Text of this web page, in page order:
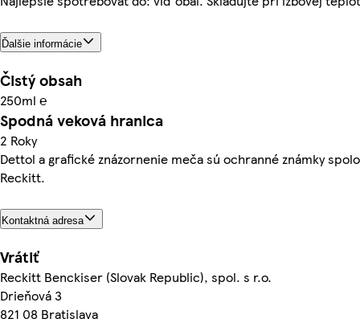
Ďalšie informácie
Čistý obsah
250ml ℮
Spodná veková hranica
2 Roky
Dettol a grafické znázornenie meča sú ochranné známky
Reckitt.
Kontaktná adresa
Vrátiť
Reckitt Benckiser (Slovak Republic), spol. s r.o.
Drieňová 3
821 08 Bratislava